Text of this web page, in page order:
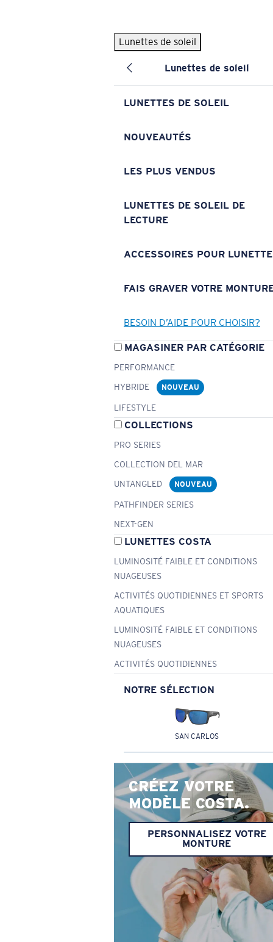
Lunettes de soleil
Lunettes de soleil
LUNETTES DE SOLEIL
NOUVEAUTÉS
LES PLUS VENDUS
LUNETTES DE SOLEIL DE
LECTURE
ACCESSOIRES POUR
FAIS GRAVER VOTRE
BESOIN D’AIDE POUR CHOISIR?
MAGASINER PAR CATÉGORIE
PERFORMANCE
HYBRIDE
NOUVEAU
LIFESTYLE
COLLECTIONS
PRO SERIES
COLLECTION DEL MAR
UNTANGLED
NOUVEAU
PATHFINDER SERIES
NEXT-GEN
LUNETTES COSTA
LUMINOSITÉ FAIBLE ET CONDITIONS
NUAGEUSES
ACTIVITÉS QUOTIDIENNES ET SPORTS
AQUATIQUES
LUMINOSITÉ FAIBLE ET CONDITIONS
NUAGEUSES
ACTIVITÉS QUOTIDIENNES
NOTRE SÉLECTION
SAN CARLOS
CRÉEZ VOTRE
MODÈLE COSTA.
PERSONNALISEZ VOTRE
MONTURE
LES PLUS RECHERCHÉS
Lunettes de soleil personnalisées Nouveau
Meilleures ventes de lunettes de soleil